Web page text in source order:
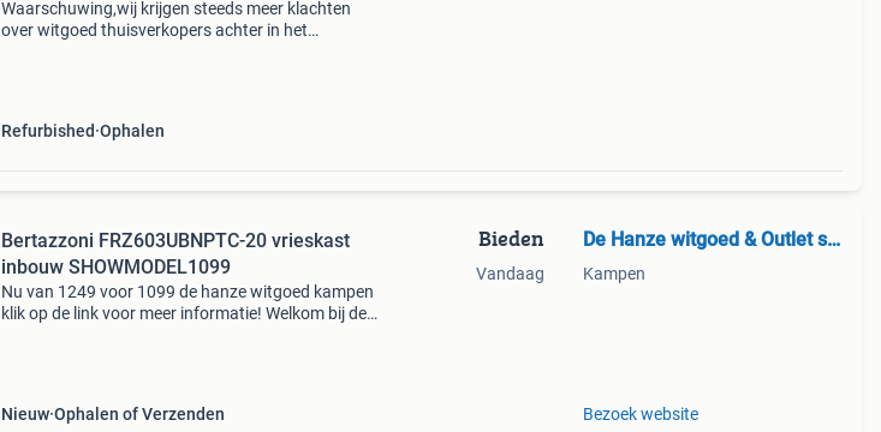
Waarschuwing,wij krijgen steeds meer klachten
over witgoed thuisverkopers achter in het
Refurbished Ophalen
Bertazzoni FRZ603UBNPTC-20 vrieskast
inbouw SHOWMODEL1099
Nu van 1249 voor 1099 de hanze witgoed kampen
klik op de link voor meer informatie! Welkom bij de
Nieuw Ophalen of Verzenden
Bieden
Vandaag
De Hanze witgoed & Outlet store
Kampen
Bezoek website